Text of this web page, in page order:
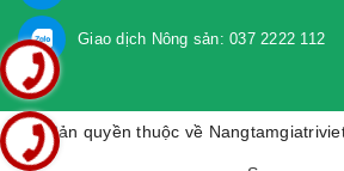
Giao dịch Nông sản: 037 2222 112
© Bản quyền thuộc về